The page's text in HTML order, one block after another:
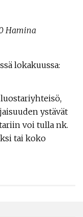
Hamina
lokakuussa:
ystävät
voi tulla nk.
tai koko